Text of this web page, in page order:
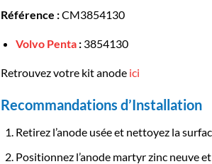
Référence :CM3854130
Volvo Penta:3854130
Retrouvez votre kit anode ici
Recommandations d’Installation
Retirez l’anode usée et nettoyez la
Positionnez l’anode martyr zinc neuve